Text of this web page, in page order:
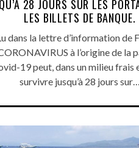
28 JOURS SUR LES
LES BILLETS DE BANQUE.
dans la lettre d’information de
à l’origine de la
19 peut, dans un milieu frais
survivre jusqu’à 28 jours sur…